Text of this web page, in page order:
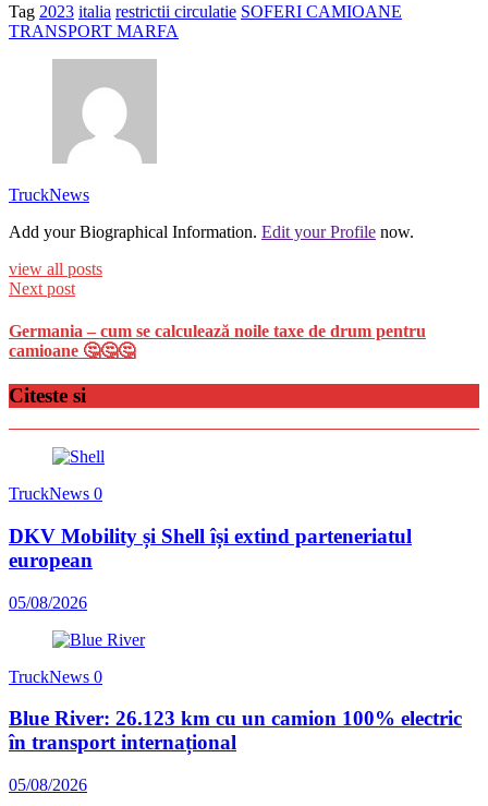
Tag 2023 italia restrictii circulatie SOFERI CAMIOANE
TRANSPORT MARFA
TruckNews
Add your Biographical Information. Edit your Profile now.
view all posts
Next post
Germania – cum se calculează noile taxe de drum pentru
camioane 🤔🤔🤔
Citeste si
TruckNews 0
DKV Mobility și Shell își extind parteneriatul
european
05/08/2026
TruckNews 0
Blue River: 26.123 km cu un camion 100% electric
în transport internațional
05/08/2026